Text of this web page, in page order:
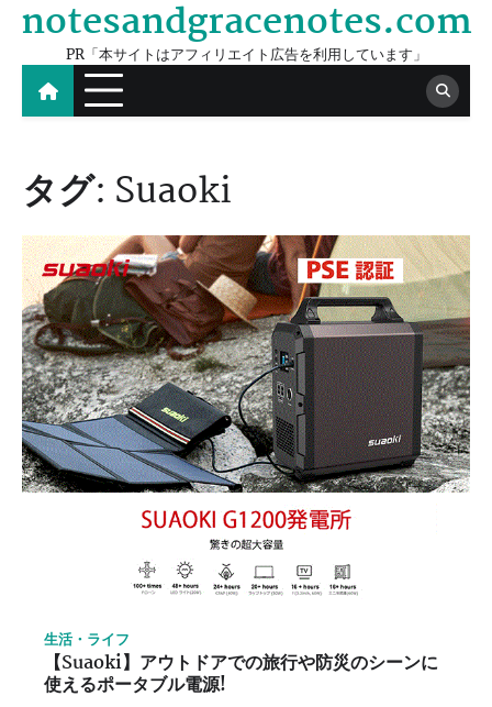
Skip
content
notesandgracenotes.com
PR「本サイトはアフィリエイト広告を利用しています」
タグ: Suaoki
生活・ライフ
【Suaoki】アウトドアでの旅行や防災のシーンに
使えるポータブル電源!